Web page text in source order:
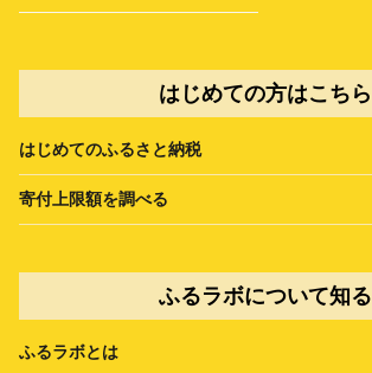
はじめての方はこちら
はじめてのふるさと納税
寄付上限額を調べる
ふるラボについて知る
ふるラボとは